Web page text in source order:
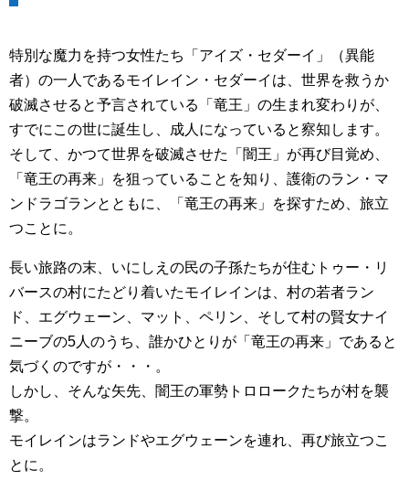
特別な魔力を持つ女性たち「アイズ・セダーイ」（異能
者）の一人であるモイレイン・セダーイは、世界を救うか
破滅させると予言されている「竜王」の生まれ変わりが、
すでにこの世に誕生し、成人になっていると察知します。
そして、かつて世界を破滅させた「闇王」が再び目覚め、
「竜王の再来」を狙っていることを知り、護衛のラン・マ
ンドラゴランとともに、「竜王の再来」を探すため、旅立
つことに。
長い旅路の末、いにしえの民の子孫たちが住むトゥー・リ
バースの村にたどり着いたモイレインは、村の若者ラン
ド、エグウェーン、マット、ペリン、そして村の賢女ナイ
ニーブの5人のうち、誰かひとりが「竜王の再来」であると
気づくのですが・・・。
しかし、そんな矢先、闇王の軍勢トロロークたちが村を襲
撃。
モイレインはランドやエグウェーンを連れ、再び旅立つこ
とに。